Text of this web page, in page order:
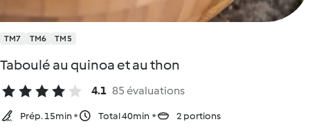
TM7 TM6 TM5
Taboulé au quinoa et au thon
4.1 85 évaluations
Prép. 15min Total 40min 2 portions